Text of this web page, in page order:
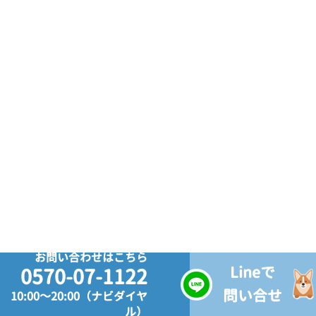
お問い合わせはこちら
0570-07-1122
10:00～20:00（ナビダイヤ
ル）
Lineで
問い合せ